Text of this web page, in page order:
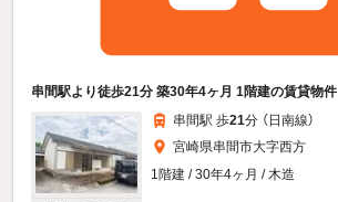
串間駅より徒歩21分 築30年4ヶ月 1階建の賃貸物件
串間駅 歩21分 （日南線）
宮崎県串間市大字西方
1階建 / 30年4ヶ月 / 木造